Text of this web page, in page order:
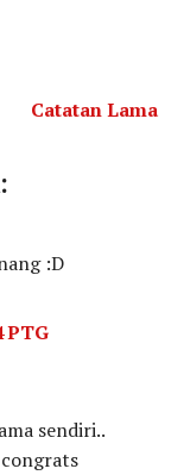
Catatan Lama
:D
PTG
sendiri..
congrats